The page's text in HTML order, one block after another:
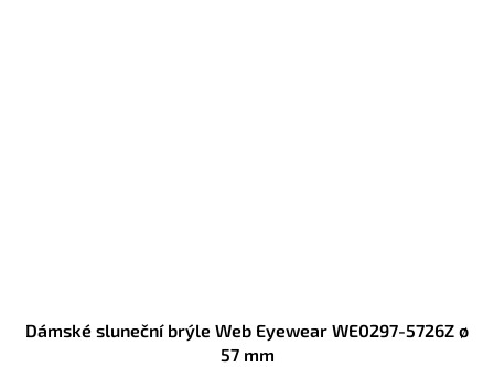
Dámské sluneční brýle Web Eyewear WE0297-5726Z ø
57 mm